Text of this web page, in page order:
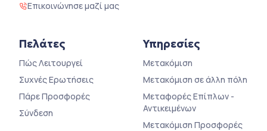
Επικοινώνησε μαζί μας
Πελάτες
Πώς Λειτουργεί
Συχνές Ερωτήσεις
Πάρε Προσφορές
Σύνδεση
Υπηρεσίες
Μετακόμιση
Μετακόμιση σε άλλη πόλη
Μεταφορές Επίπλων -
Αντικειμένων
Μετακόμιση Προσφορές